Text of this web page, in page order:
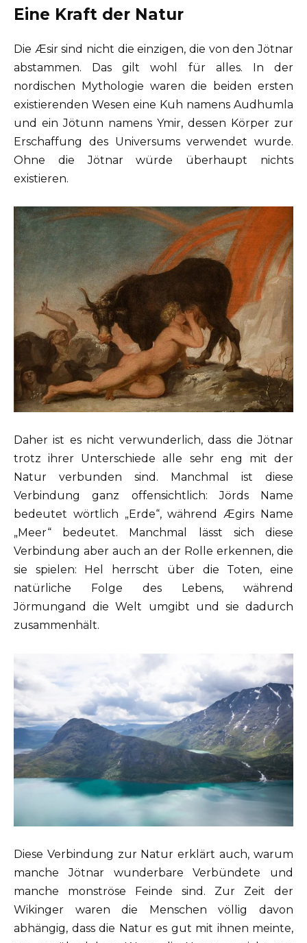
Eine Kraft der Natur
Die Æsir sind nicht die einzigen, die von den Jötnar
abstammen. Das gilt wohl für alles. In der
nordischen Mythologie waren die beiden ersten
existierenden Wesen eine Kuh namens Audhumla
und ein Jötunn namens Ymir, dessen Körper zur
Erschaffung des Universums verwendet wurde.
Ohne die Jötnar würde überhaupt nichts
existieren.
Daher ist es nicht verwunderlich, dass die Jötnar
trotz ihrer Unterschiede alle sehr eng mit der
Natur verbunden sind. Manchmal ist diese
Verbindung ganz offensichtlich: Jörds Name
bedeutet wörtlich „Erde“, während Ægirs Name
„Meer“ bedeutet. Manchmal lässt sich diese
Verbindung aber auch an der Rolle erkennen, die
sie spielen: Hel herrscht über die Toten, eine
natürliche Folge des Lebens, während
Jörmungand die Welt umgibt und sie dadurch
zusammenhält.
Diese Verbindung zur Natur erklärt auch, warum
manche Jötnar wunderbare Verbündete und
manche monströse Feinde sind. Zur Zeit der
Wikinger waren die Menschen völlig davon
abhängig, dass die Natur es gut mit ihnen meinte,